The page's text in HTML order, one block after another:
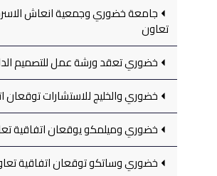
جامعة خضوري وجمعية انعاش
تعاون
خضوري تعقد ورشة عمل للتصميم
خضوري والخليج للاستشارات توقعان
خضوري وميلمكو يوقعان اتفاقية
خضوري وساتكو توقعان اتفاقية